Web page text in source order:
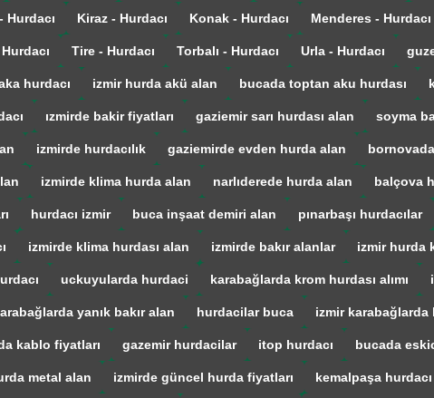
Hurdacı Kiraz - Hurdacı Konak - Hurdacı Menderes - Hurdacı
Tire - Hurdacı Torbalı - Hurdacı Urla - Hurdacı
hurdacı izmir hurda akü alan bucada toptan aku hurdası
ızmirde bakir fiyatları gaziemir sarı hurdası alan soyma
izmirde hurdacılık gaziemirde evden hurda alan
izmirde klima hurda alan narlıderede hurda alan balçova
hurdacı izmir buca inşaat demiri alan pınarbaşı hurdacılar
izmirde klima hurdası alan izmirde bakır alanlar izmir hurda
uckuyularda hurdaci karabağlarda krom hurdası alımı
yanık bakır alan hurdacilar buca izmir karabağlarda
kablo fiyatları gazemir hurdacilar itop hurdacı bucada
metal alan izmirde güncel hurda fiyatları kemalpaşa hurdacı